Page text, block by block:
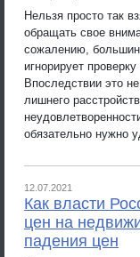
Нельзя просто так
обращать свое
сожалению,
игнорирует
Впоследствии это
лишнего
обязательно нужно
12.07.2021
Как власти
цен на
падения цен